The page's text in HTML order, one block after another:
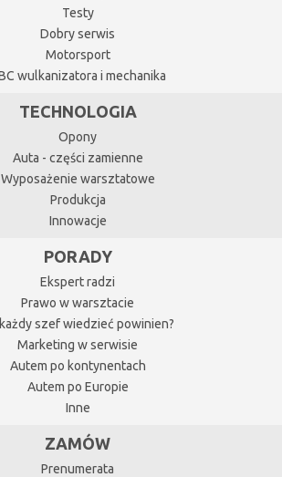
Testy
Dobry serwis
Motorsport
wulkanizatora i mechanika
TECHNOLOGIA
Opony
Auta - części zamienne
Wyposażenie warsztatowe
Produkcja
Innowacje
PORADY
Ekspert radzi
Prawo w warsztacie
szef wiedzieć powinien?
Marketing w serwisie
Autem po kontynentach
Autem po Europie
Inne
ZAMÓW
Prenumerata